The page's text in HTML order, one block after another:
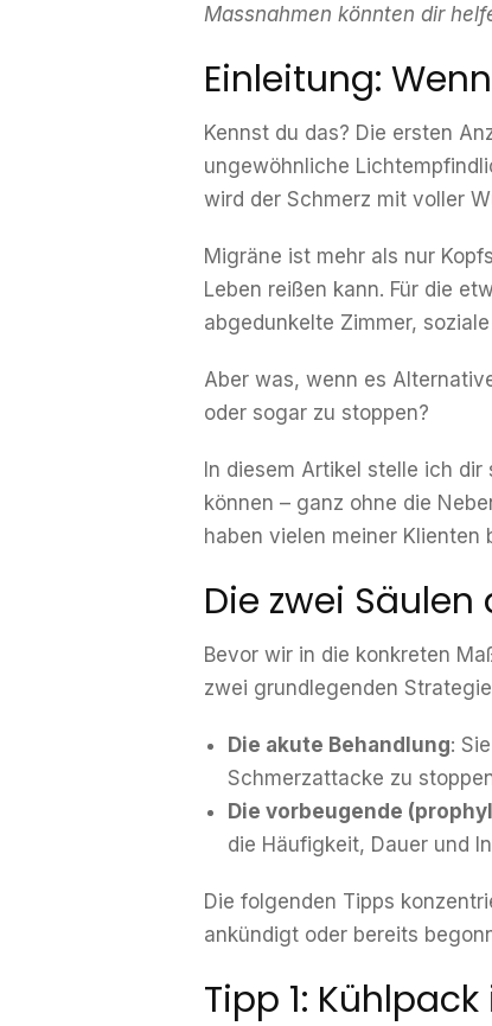
Massnahmen könnten dir
Einleitung:
Kennst du das? Die ersten
ungewöhnliche
wird der Schmerz mit voller
Migräne ist mehr als nur
Leben reißen kann. Für die
abgedunkelte Zimmer,
Aber was, wenn es
oder sogar zu stoppen?
In diesem Artikel stelle ich
können – ganz ohne die
haben vielen meiner Klienten
Die zwei
Bevor wir in die konkreten
zwei grundlegenden
Die akute Behandlung:
Schmerzattacke zu
Die vorbeugende
die Häufigkeit, Dauer und
Die folgenden Tipps
ankündigt oder bereits
Tipp 1: